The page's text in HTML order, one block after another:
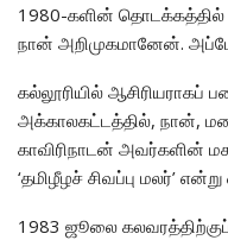
1980-களின்
நான் அறிமுகமானேன்.
கல்லூரியில் ஆசிரியராகப்
அக்காலகட்டத்தில், நான்,
காவிரிநாடன் அவர்களின்
‘தமிழீழச் சிவப்பு மலர்’
1983 ஜூலை